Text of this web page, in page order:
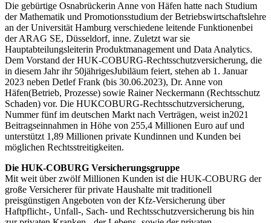
Die gebürtige Osnabrückerin Anne von Häfen hatte nach Studium
der Mathematik und Promotionsstudium der Betriebswirtschaftslehre
an der Universität Hamburg verschiedene leitende Funktionenbei
der ARAG SE, Düsseldorf, inne. Zuletzt war sie
Hauptabteilungsleiterin Produktmanagement und Data Analytics.
Dem Vorstand der HUK-COBURG-Rechtsschutzversicherung, die
in diesem Jahr ihr 50jährigesJubiläum feiert, stehen ab 1. Januar
2023 neben Detlef Frank (bis 30.06.2023), Dr. Anne von
Häfen(Betrieb, Prozesse) sowie Rainer Neckermann (Rechtsschutz
Schaden) vor. Die HUKCOBURG-Rechtsschutzversicherung,
Nummer fünf im deutschen Markt nach Verträgen, weist in2021
Beitragseinnahmen in Höhe von 255,4 Millionen Euro auf und
unterstützt 1,89 Millionen private Kundinnen und Kunden bei
möglichen Rechtsstreitigkeiten.
Die HUK-COBURG Versicherungsgruppe
Mit weit über zwölf Millionen Kunden ist die HUK-COBURG der
große Versicherer für private Haushalte mit traditionell
preisgünstigen Angeboten von der Kfz-Versicherung über
Haftpflicht-, Unfall-, Sach- und Rechtsschutzversicherung bis hin